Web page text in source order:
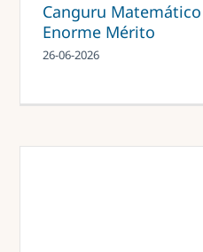
Canguru
Enorme Mérito
26-06-2026